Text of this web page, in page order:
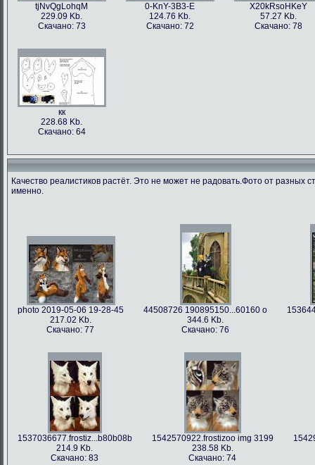
tjNvQgLohqM
229.09 Kb.
Скачано: 73
0-KnY-3B3-E
124.76 Kb.
Скачано: 72
X20kRsoHKeY
57.27 Kb.
Скачано: 78
кк
228.68 Kb.
Скачано: 64
Качество реалистиков растёт. Это не может не радовать.Фото от разных
именно.
photo 2019-05-06 19-28-45
217.02 Kb.
Скачано: 77
44508726 190895150...60160 o
344.6 Kb.
Скачано: 76
1537036677.frostiz...b80b08b
214.9 Kb.
Скачано: 83
1542570922.frostizoo img 3199
238.58 Kb.
Скачано: 74